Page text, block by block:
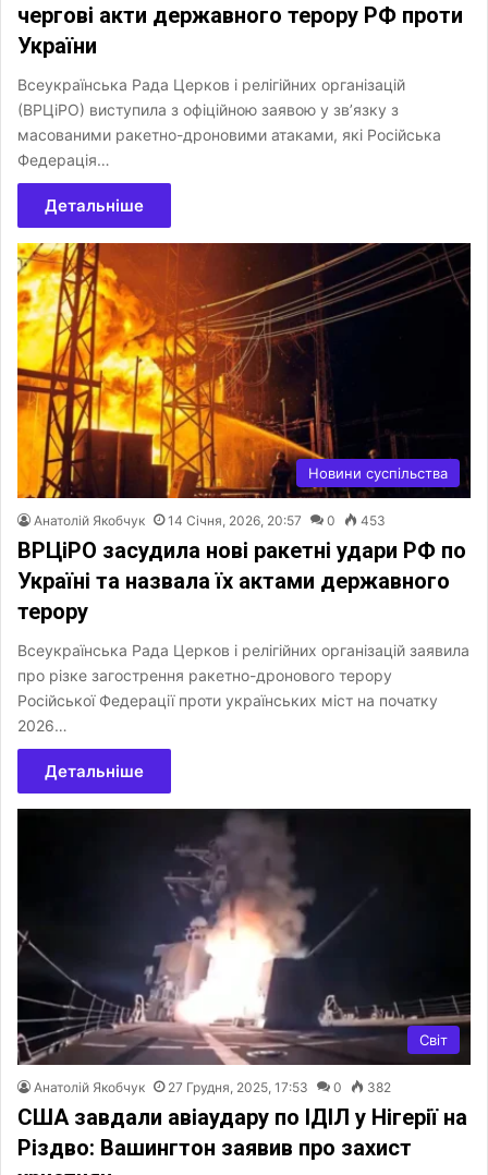
чергові акти державного терору РФ проти
України
Всеукраїнська Рада Церков і релігійних організацій
(ВРЦіРО) виступила з офіційною заявою у зв’язку з
масованими ракетно-дроновими атаками, які Російська
Федерація…
Детальніше
Новини суспільства
Анатолій Якобчук 14 Січня, 2026, 20:57 0 453
ВРЦіРО засудила нові ракетні удари РФ по
Україні та назвала їх актами державного
терору
Всеукраїнська Рада Церков і релігійних організацій заявила
про різке загострення ракетно-дронового терору
Російської Федерації проти українських міст на початку
2026…
Детальніше
Світ
Анатолій Якобчук 27 Грудня, 2025, 17:53 0 382
США завдали авіаудару по ІДІЛ у Нігерії на
Різдво: Вашингтон заявив про захист